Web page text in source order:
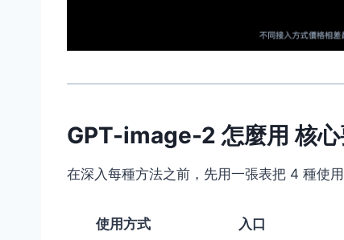
GPT-image-2 怎麼用 核
在深入每種方法之前，先用一張表把 4 種使
使用方式 入口